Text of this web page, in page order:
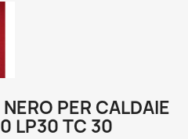
PER CALDAIE
LP30 TC 30